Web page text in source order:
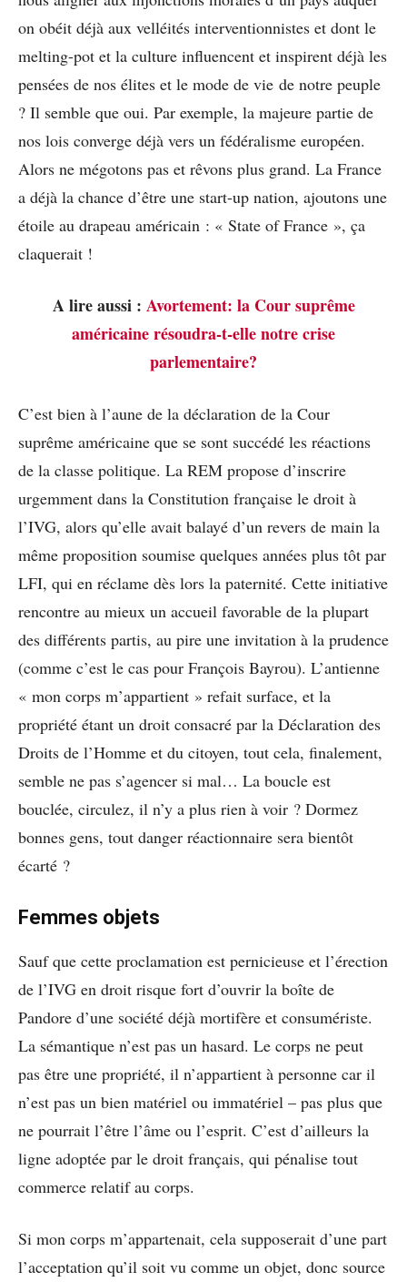
on obéit déjà aux velléités interventionnistes et dont le
melting-pot et la culture influencent et inspirent déjà les
pensées de nos élites et le mode de vie de notre peuple
? Il semble que oui. Par exemple, la majeure partie de
nos lois converge déjà vers un fédéralisme européen.
Alors ne mégotons pas et rêvons plus grand. La France
a déjà la chance d’être une start-up nation, ajoutons une
étoile au drapeau américain : « State of France », ça
claquerait !
A lire aussi : Avortement: la Cour suprême
américaine résoudra-t-elle notre crise
parlementaire?
C’est bien à l’aune de la déclaration de la Cour
suprême américaine que se sont succédé les réactions
de la classe politique. La REM propose d’inscrire
urgemment dans la Constitution française le droit à
l’IVG, alors qu’elle avait balayé d’un revers de main la
même proposition soumise quelques années plus tôt par
LFI, qui en réclame dès lors la paternité. Cette initiative
rencontre au mieux un accueil favorable de la plupart
des différents partis, au pire une invitation à la prudence
(comme c’est le cas pour François Bayrou). L’antienne
« mon corps m’appartient » refait surface, et la
propriété étant un droit consacré par la Déclaration des
Droits de l’Homme et du citoyen, tout cela, finalement,
semble ne pas s’agencer si mal… La boucle est
bouclée, circulez, il n’y a plus rien à voir ? Dormez
bonnes gens, tout danger réactionnaire sera bientôt
écarté ?
Femmes objets
Sauf que cette proclamation est pernicieuse et l’érection
de l’IVG en droit risque fort d’ouvrir la boîte de
Pandore d’une société déjà mortifère et consumériste.
La sémantique n’est pas un hasard. Le corps ne peut
pas être une propriété, il n’appartient à personne car il
n’est pas un bien matériel ou immatériel – pas plus que
ne pourrait l’être l’âme ou l’esprit. C’est d’ailleurs la
ligne adoptée par le droit français, qui pénalise tout
commerce relatif au corps.
Si mon corps m’appartenait, cela supposerait d’une part
l’acceptation qu’il soit vu comme un objet, donc source